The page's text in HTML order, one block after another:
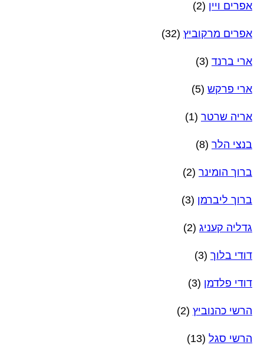
אפרים ויין (2)
אפרים מרקוביץ (32)
ארי ברנד (3)
ארי פרקש (5)
אריה שרטר (1)
בנצי הלר (8)
ברוך הומינר (2)
ברוך ליברמן (3)
גדליה קעניג (2)
דודי בלוך (3)
דודי פלדמן (3)
הרשי כהנוביץ (2)
הרשי סגל (13)